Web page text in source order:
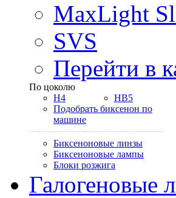
MaxLight
SVS
Перейти в
По цоколю
H4
HB5
Подобрать биксенон по
машине
Биксеноновые линзы
Биксеноновые лампы
Блоки розжига
Галогеновые